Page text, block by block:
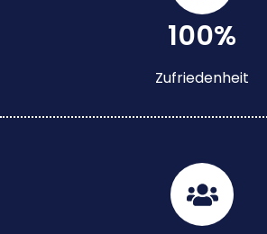
100%
Zufriedenheit